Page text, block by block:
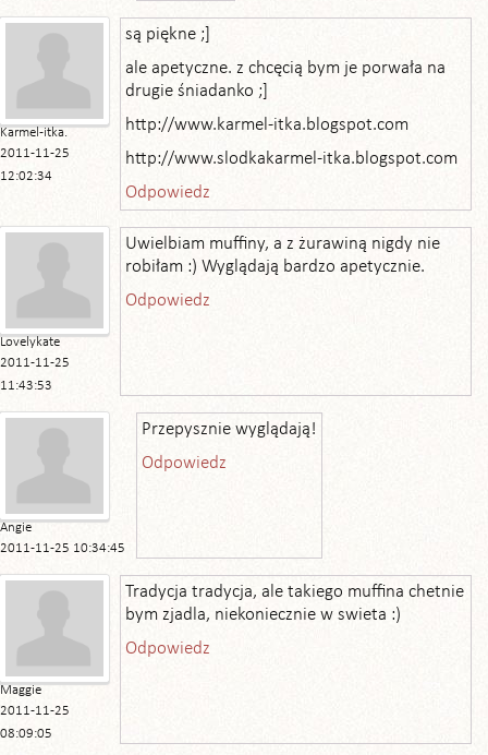
Karmel-itka.
2011-11-25
12:02:34
są piękne ;]
ale apetyczne. z chcęcią bym je porwała na
drugie śniadanko ;]
http://www.karmel-itka.blogspot.com
http://www.slodkakarmel-itka.blogspot.com
Odpowiedz
Lovelykate
2011-11-25
11:43:53
Uwielbiam muffiny, a z żurawiną nigdy nie
robiłam :) Wyglądają bardzo apetycznie.
Odpowiedz
Angie
2011-11-25 10:34:45
Przepysznie wyglądają!
Odpowiedz
Maggie
2011-11-25
08:09:05
Tradycja tradycja, ale takiego muffina chetnie
bym zjadla, niekoniecznie w swieta :)
Odpowiedz